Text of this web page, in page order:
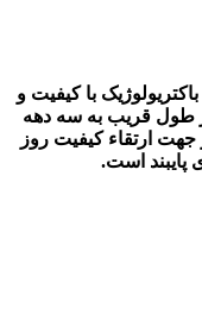
با کیفیت و
به سه دهه
کیفیت روز